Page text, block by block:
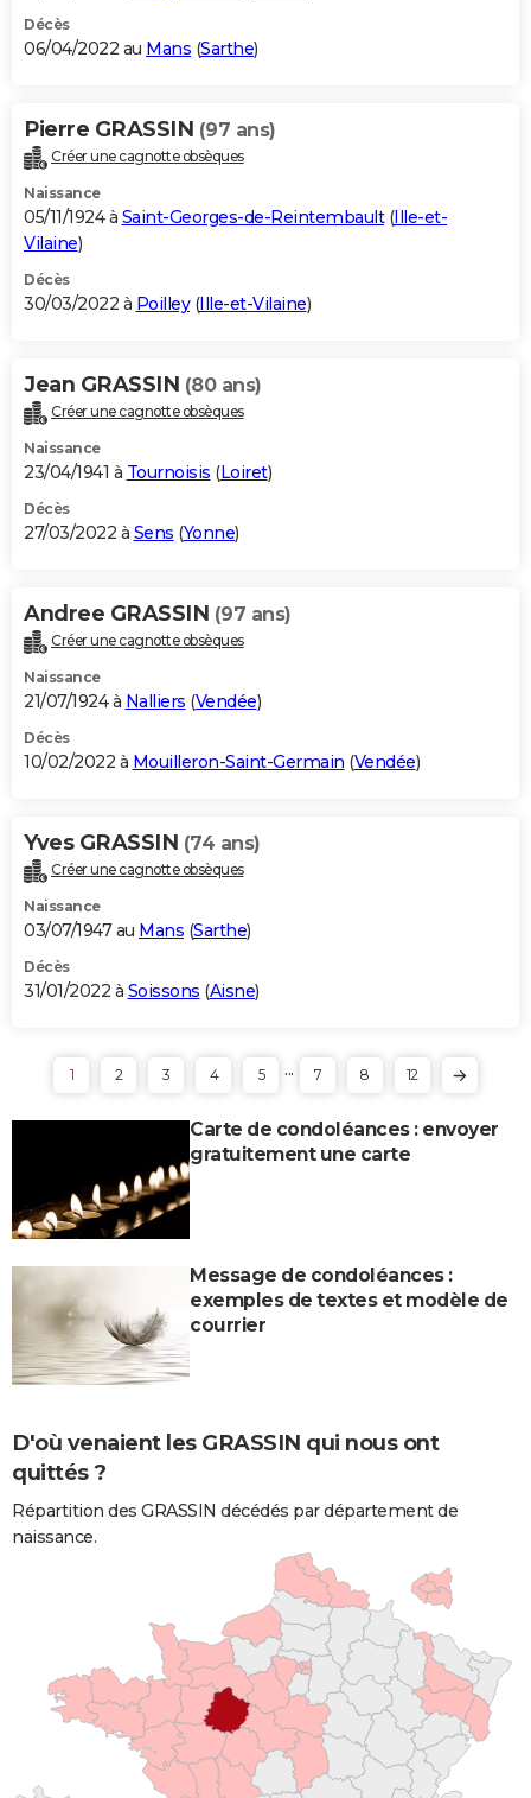
Décès
06/04/2022 au Mans (Sarthe)
Pierre GRASSIN (97 ans)
Créer une cagnotte obsèques
Naissance
05/11/1924 à Saint-Georges-de-Reintembault(Ille-et-
Vilaine)
Décès
30/03/2022 à Poilley(Ille-et-Vilaine)
Jean GRASSIN (80 ans)
Créer une cagnotte obsèques
Naissance
23/04/1941 à Tournoisis (Loiret)
Décès
27/03/2022 à Sens (Yonne)
Andree GRASSIN (97 ans)
Créer une cagnotte obsèques
Naissance
21/07/1924 à Nalliers (Vendée)
Décès
10/02/2022 à Mouilleron-Saint-Germain (Vendée)
Yves GRASSIN (74 ans)
Créer une cagnotte obsèques
Naissance
03/07/1947 au Mans (Sarthe)
Décès
31/01/2022 à Soissons (Aisne)
1 2 3 4 5 ... 7 8 12
Carte de condoléances : envoyer
gratuitement une carte
Message de condoléances :
exemples de textes et modèle de
courrier
D'où venaient les GRASSIN qui nous ont
quittés ?
Répartition des GRASSIN décédés par département de
naissance.